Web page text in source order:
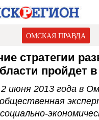
ОМСКАЯ ПРАВДА
стратегии
пройдет в
июня 2013 года в